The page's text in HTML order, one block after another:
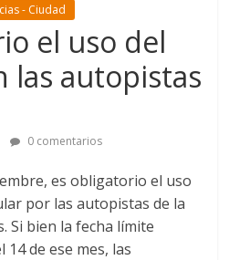
- Ciudad
el uso del
las autopistas
0 comentarios
es obligatorio el uso
por las autopistas de la
Si bien la fecha límite
de ese mes, las